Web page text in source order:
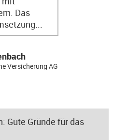
Das
Versicherung AG